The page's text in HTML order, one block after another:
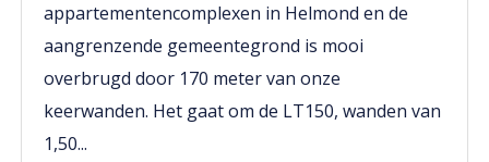
appartementencomplexen in Helmond en de
aangrenzende gemeentegrond is mooi
overbrugd door 170 meter van onze
keerwanden. Het gaat om de LT150, wanden van
1,50...